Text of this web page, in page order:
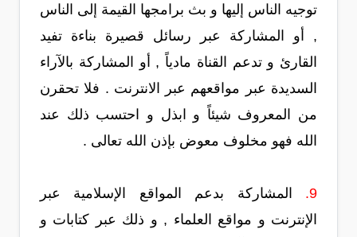
توجيه الناس إليها و بث برامجها القيمة إلى الناس
, أو المشاركة عبر رسائل قصيرة بناءة تفيد
القارئ و تدعم القناة مادياً , أو المشاركة بالآراء
السديدة عبر مواقعهم عبر الانترنت . فلا تحقرن
من المعروف شيئاً و ابذل و احتسب ذلك عند
الله فهو مخلوف معوض بإذن الله تعالى .
9.
المشاركة بدعم المواقع الإسلامية عبر
الإنترنت و مواقع العلماء , و ذلك عبر كتابات و